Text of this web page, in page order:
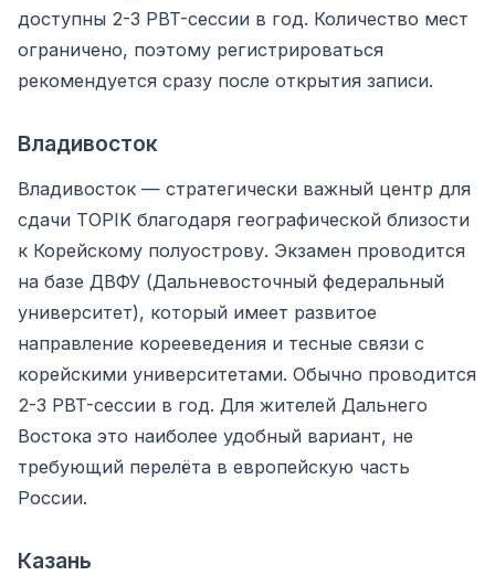
доступны 2-3 PBT-сессии в год. Количество мест
ограничено, поэтому регистрироваться
рекомендуется сразу после открытия записи.
Владивосток
Владивосток — стратегически важный центр для
сдачи TOPIK благодаря географической близости
к Корейскому полуострову. Экзамен проводится
на базе ДВФУ (Дальневосточный федеральный
университет), который имеет развитое
направление корееведения и тесные связи с
корейскими университетами. Обычно проводится
2-3 PBT-сессии в год. Для жителей Дальнего
Востока это наиболее удобный вариант, не
требующий перелёта в европейскую часть
России.
Казань